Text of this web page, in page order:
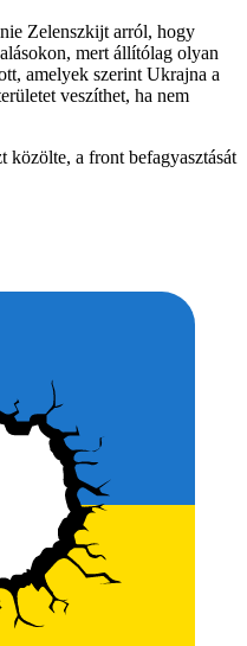
Zelenszkijt arról, hogy
mert állítólag olyan
amelyek szerint Ukrajna a
veszíthet, ha nem
a front befagyasztását